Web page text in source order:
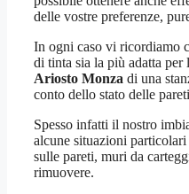
delle vostre preferenze,
In ogni caso vi ricordiamo
di tinta sia la più adatta per
Ariosto Monza di una
conto dello stato delle
Spesso infatti il nostro
alcune situazioni
sulle pareti, muri da
rimuovere.